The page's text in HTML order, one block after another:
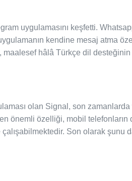
uygulamasını keşfetti.
kendine mesaj atma
maalesef hâlâ Türkçe dil desteğinin
olan Signal, son
önemli özelliği, mobil
Son olarak şunu